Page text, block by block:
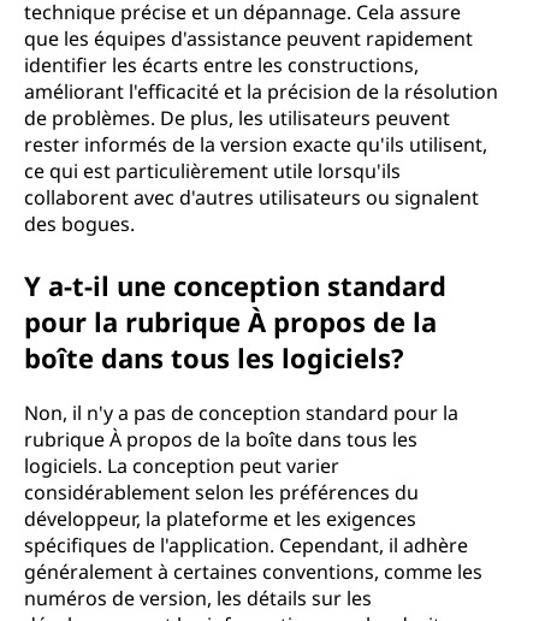
technique précise et un dépannage. Cela assure
que les équipes d'assistance peuvent rapidement
identifier les écarts entre les constructions,
améliorant l'efficacité et la précision de la résolution
de problèmes. De plus, les utilisateurs peuvent
rester informés de la version exacte qu'ils utilisent,
ce qui est particulièrement utile lorsqu'ils
collaborent avec d'autres utilisateurs ou signalent
des bogues.
Y a-t-il une conception standard
pour la rubrique À propos de la
boîte dans tous les logiciels?
Non, il n'y a pas de conception standard pour la
rubrique À propos de la boîte dans tous les
logiciels. La conception peut varier
considérablement selon les préférences du
développeur, la plateforme et les exigences
spécifiques de l'application. Cependant, il adhère
généralement à certaines conventions, comme les
numéros de version, les détails sur les